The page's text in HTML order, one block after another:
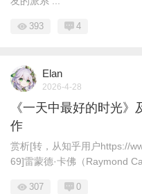
393 4
Elan
2026-4-28
《一天中最好的时光
作
赏析[转，从知乎用户https://
69]雷蒙德·卡佛（Raymond
307 0